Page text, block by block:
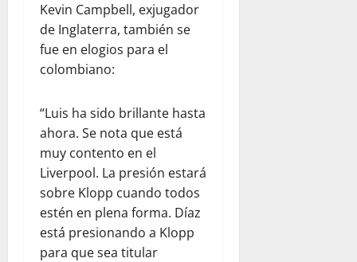
Kevin Campbell, exjugador
de Inglaterra, también se
fue en elogios para el
colombiano:
“Luis ha sido brillante hasta
ahora. Se nota que está
muy contento en el
Liverpool. La presión estará
sobre Klopp cuando todos
estén en plena forma. Díaz
está presionando a Klopp
para que sea titular